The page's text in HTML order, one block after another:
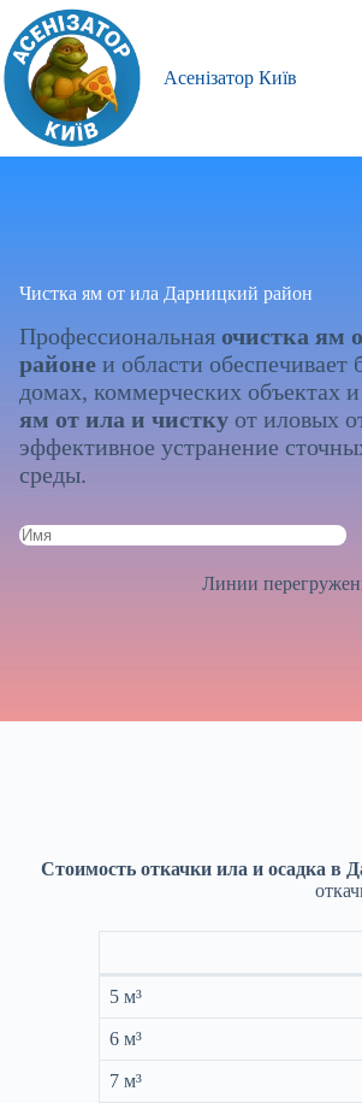
Перейти
сути
Асенізатор Київ
Чистка ям от ила Дарницкий район
Профессиональная очистка ям
районе и области
домах, коммерческих объектах
ям от ила и чистку от иловых
эффективное устранение
среды.
Линии
Стоимость откачки ила и осадка в
5 м³
6 м³
7 м³